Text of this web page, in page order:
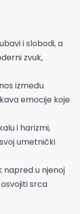
i slobodi, a
zvuk,
između
emocije koje
i harizmi,
umetnički
napred u njenoj
srca